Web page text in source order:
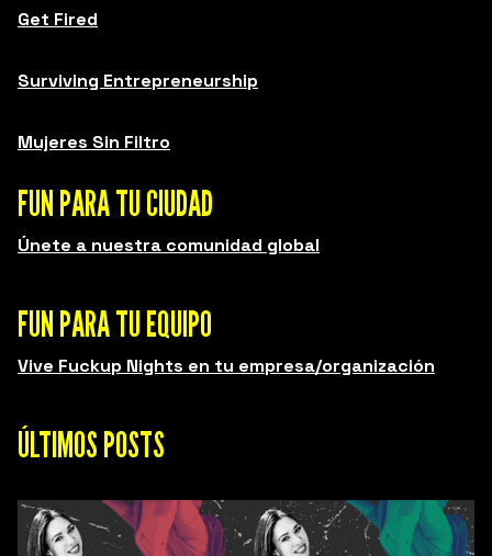
Get Fired
Surviving Entrepreneurship
Mujeres Sin Filtro
FUN PARA TU CIUDAD
Únete a nuestra comunidad global
FUN PARA TU EQUIPO
Vive Fuckup Nights en tu empresa/organización
ÚLTIMOS POSTS